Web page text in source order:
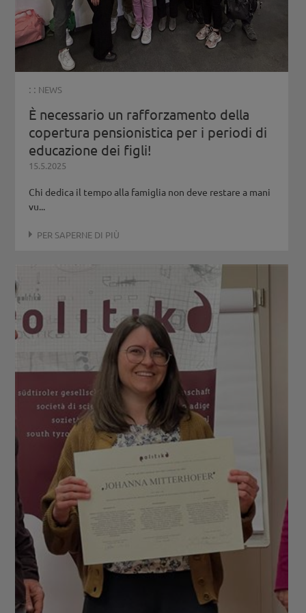
: : NEWS
È necessario un rafforzamento della
copertura pensionistica per i periodi di
educazione dei figli!
15.5.2025
Chi dedica il tempo alla famiglia non deve restare a mani
vu...
PER SAPERNE DI PIÙ